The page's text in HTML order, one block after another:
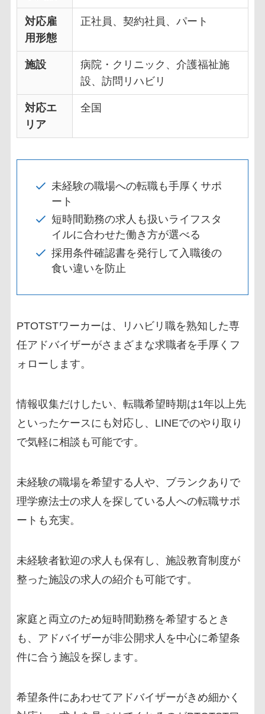
対応雇
用形態
正社員、契約社員、パート
施設
病院・クリニック、介護福祉施
設、訪問リハビリ
対応エ
リア
全国
未経験の職場への転職も手厚くサポ
ート
短時間勤務の求人も扱いライフスタ
イルに合わせた働き方が選べる
採用条件確認書を発行して入職後の
食い違いを防止
PTOTSTワーカーは、リハビリ職を熟知した専
任アドバイザーがさまざまな求職者を手厚くフ
ォローします。
情報収集だけしたい、転職希望時期は1年以上先
といったケースにも対応し、LINEでのやり取り
で気軽に相談も可能です。
未経験の職場を希望する人や、ブランクありで
理学療法士の求人を探している人への転職サポ
ートも充実。
未経験者歓迎の求人も保有し、施設教育制度が
整った施設の求人の紹介も可能です。
家庭と両立のため短時間勤務を希望するとき
も、アドバイザーが非公開求人を中心に希望条
件に合う施設を探します。
希望条件にあわせてアドバイザーがきめ細かく